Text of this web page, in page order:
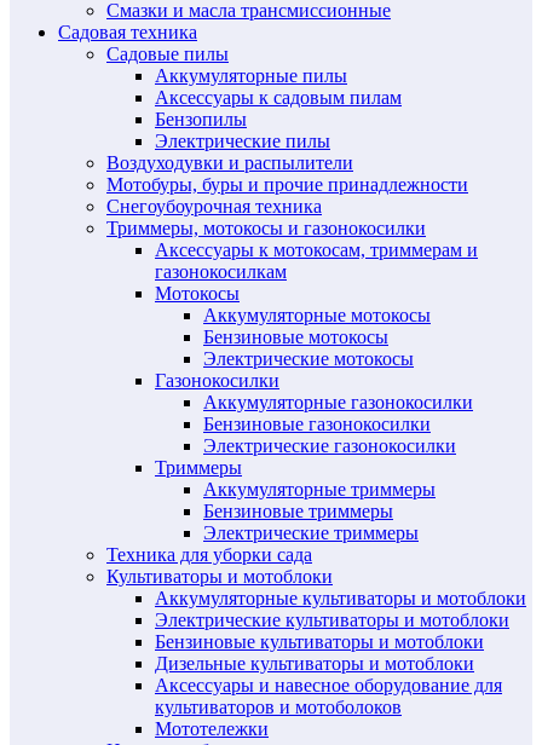
Смазки и масла трансмиссионные
Садовая техника
Садовые пилы
Аккумуляторные пилы
Аксессуары к садовым пилам
Бензопилы
Электрические пилы
Воздуходувки и распылители
Мотобуры, буры и прочие принадлежности
Снегоубоурочная техника
Триммеры, мотокосы и газонокосилки
Аксессуары к мотокосам, триммерам и
газонокосилкам
Мотокосы
Аккумуляторные мотокосы
Бензиновые мотокосы
Электрические мотокосы
Газонокосилки
Аккумуляторные газонокосилки
Бензиновые газонокосилки
Электрические газонокосилки
Триммеры
Аккумуляторные триммеры
Бензиновые триммеры
Электрические триммеры
Техника для уборки сада
Культиваторы и мотоблоки
Аккумуляторные культиваторы и мотоблоки
Электрические культиваторы и мотоблоки
Бензиновые культиваторы и мотоблоки
Дизельные культиваторы и мотоблоки
Аксессуары и навесное оборудование для
культиваторов и мотоболоков
Мототележки